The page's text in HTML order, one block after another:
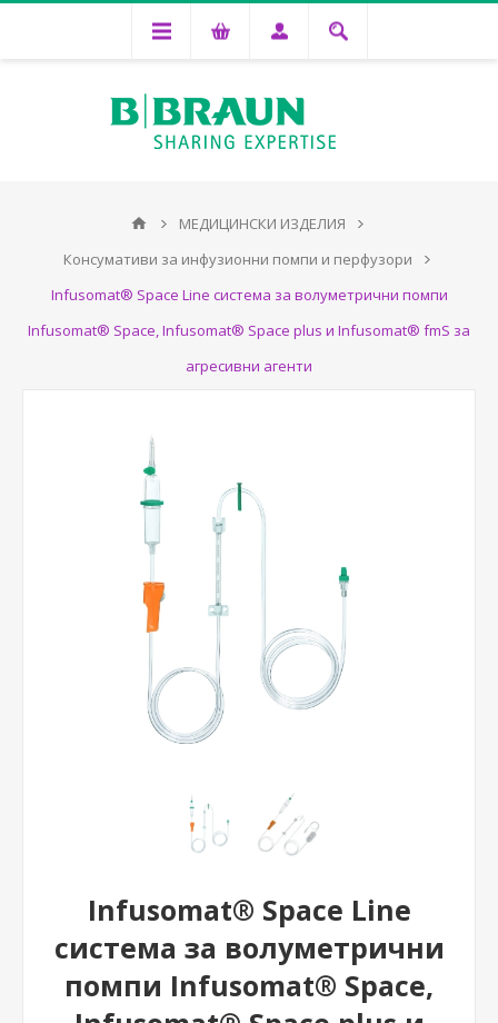
МЕДИЦИНСКИ ИЗДЕЛИЯ
Консумативи за инфузионни помпи и перфузори
Infusomat® Space Line система за волуметрични помпи
Infusomat® Space, Infusomat® Space plus и Infusomat® fmS за
агресивни агенти
Infusomat® Space Line
система за волуметрични
помпи Infusomat® Space,